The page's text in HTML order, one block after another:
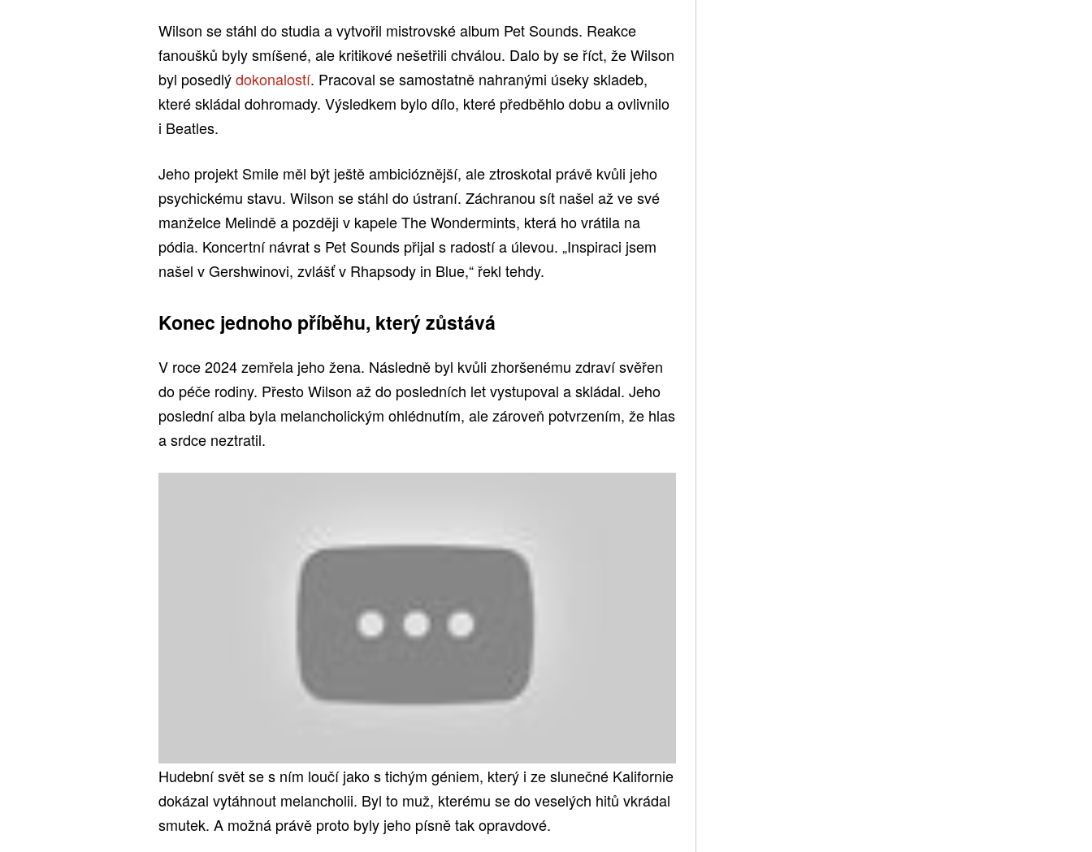
Wilson se stáhl do studia a vytvořil mistrovské album Pet Sounds. Reakce
fanoušků byly smíšené, ale kritikové nešetřili chválou. Dalo by se říct, že Wilson
byl posedlýdokonalostí. Pracoval se samostatně nahranými úseky skladeb,
které skládal dohromady. Výsledkem bylo dílo, které předběhlo dobu a ovlivnilo
i Beatles.
Jeho projekt Smile měl být ještě ambicióznější, ale ztroskotal právě kvůli jeho
psychickému stavu. Wilson se stáhl do ústraní. Záchranou sít našel až ve své
manželce Melindě a později v kapele The Wondermints, která ho vrátila na
pódia. Koncertní návrat s Pet Sounds přijal s radostí a úlevou. „Inspiraci jsem
našel v Gershwinovi, zvlášť v Rhapsody in Blue,“ řekl tehdy.
Konec jednoho příběhu, který zůstává
V roce 2024 zemřela jeho žena. Následně byl kvůli zhoršenému zdraví svěřen
do péče rodiny. Přesto Wilson až do posledních let vystupoval a skládal. Jeho
poslední alba byla melancholickým ohlédnutím, ale zároveň potvrzením, že hlas
a srdce neztratil.
Hudební svět se s ním loučí jako s tichým géniem, který i ze slunečné Kalifornie
dokázal vytáhnout melancholii. Byl to muž, kterému se do veselých hitů vkrádal
smutek. A možná právě proto byly jeho písně tak opravdové.